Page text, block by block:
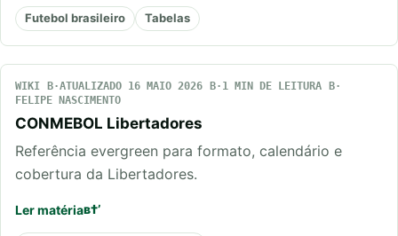
Futebol brasileiro Tabelas
WIKI ATUALIZADO 16 MAIO 2026
1 MIN DE LEITURA
FELIPE NASCIMENTO
CONMEBOL Libertadores
Referência evergreen para formato, calendário e
cobertura da Libertadores.
Ler matéria